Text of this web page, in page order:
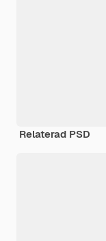
Relaterad PSD